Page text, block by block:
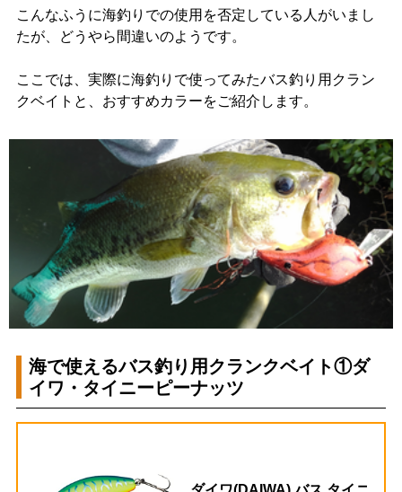
こんなふうに海釣りでの使用を否定している人がいまし
たが、どうやら間違いのようです。
ここでは、実際に海釣りで使ってみたバス釣り用クラン
クベイトと、おすすめカラーをご紹介します。
海で使えるバス釣り用クランクベイト①ダ
イワ・タイニーピーナッツ